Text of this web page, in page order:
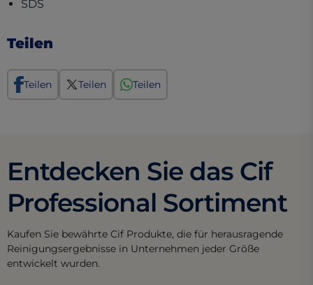
SDS
Teilen
Teilen Teilen Teilen
Entdecken Sie das Cif
Professional Sortiment
Kaufen Sie bewährte Cif Produkte, die für herausragende
Reinigungsergebnisse in Unternehmen jeder Größe
entwickelt wurden.